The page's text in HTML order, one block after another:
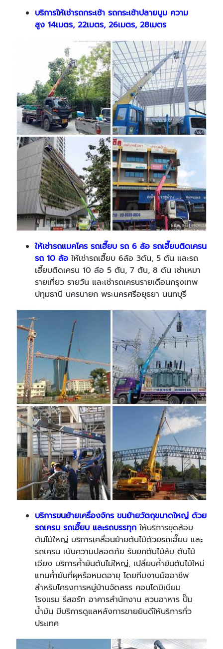
บริการให้เช่ารถกระเช้า รถกระเช้าปลายบูม ความ
สูง 14เมตร, 22เมตร, 26เมตร, 28เมตร
ให้เช่ารถแมคโคร รถเฮี๊ยบ รถ 6 ล้อ รถเฮี๊ยบติดเครน
รถ 10 ล้อ ให้เช่ารถเฮี๊ยบ 6ล้อ 3ตัน, 5 ตัน และรถ
เฮี๊ยบติดเครน 10 ล้อ 5 ตัน, 7 ตัน, 8 ตัน เช่าเหมา
รายเที่ยว รายวัน และเช่ารถเครนรายเดือนกรุงเทพ
ปทุมธานี นครนายก พระนครศรีอยุธยา นนทบุรี
บริการขนย้ายเครื่องจักร ขนย้ายวัตถุขนาดใหญ่ ด้วย
รถเครน รถเฮี๊ยบ และรถบรรทุก ให้บริการขุดล้อม
ต้นไม้ใหญ่ บริการเคลื่อนย้ายต้นไม้ด้วยรถเฮี๊ยบ และ
รถเครน เน้นความปลอดภัย รับยกต้นไม้ล้ม ต้นไม้
เอียง บริการค้ำยันต้นไม่ใหญ่, เปลี่ยนค้ำยันต้นไม้ใหม่
แทนค้ำยันที่ผุหรือหมดอายุ โดยทีมงานมืออาชีพ
สำหรับโครงการหมู่บ้านจัดสรร คอนโดมิเนียม
โรงแรม รีสอร์ท อาคารสำนักงาน สวนอาหาร ปั๊ม
น้ำมัน มีบริการดูแลหลังการขายยินดีให้บริการทั่ว
ประเทศ